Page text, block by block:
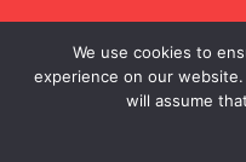
Copyright © Полное
запрещено. Частично
We use cookies to
experience on our
will assume